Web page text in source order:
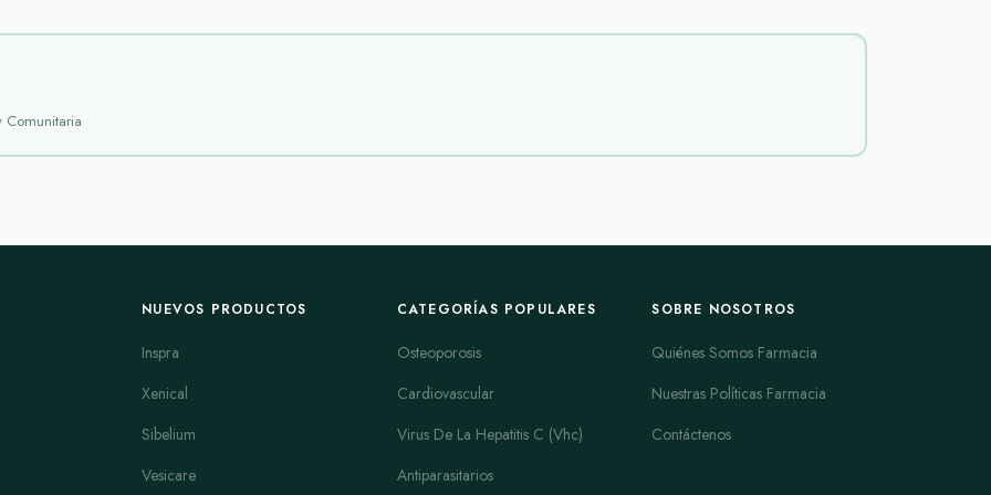
mejorar la sensibilidad del cuerpo a la insulina. Es eficaz para reducir los niveles de glucosa en sangre y puede ser utilizado
controlar su uso debido a posibles efectos secundarios como aumento de peso y retención de líquidos.
que estimulan la secreción de insulina. La variante XL ofrece una liberación prolongada para una acción más sostenida. Son
que combina dos mecanismos en un solo medicamento. Esta combinación ayuda a reducir la producción de
conveniente para pacientes que requieren terapia dual.
para mejorar el control glucémico en personas con diabetes tipo 2. Es bien tolerada y puede ser utilizada sola o en
Actúa aumentando la secreción de insulina. Es eficaz en el tratamiento de la diabetes tipo 2, pero requiere control
NUEVOS PRODUCTOS
Inspra
Xenical
Sibelium
Vesicare
CATEGORÍAS POPULARES
Osteoporosis
Cardiovascular
Virus De La Hepatitis C (Vhc)
Antiparasitarios
SOBRE NOSOTROS
Quiénes Somos Farmacia
Nuestras Políticas Farmacia
Contáctenos